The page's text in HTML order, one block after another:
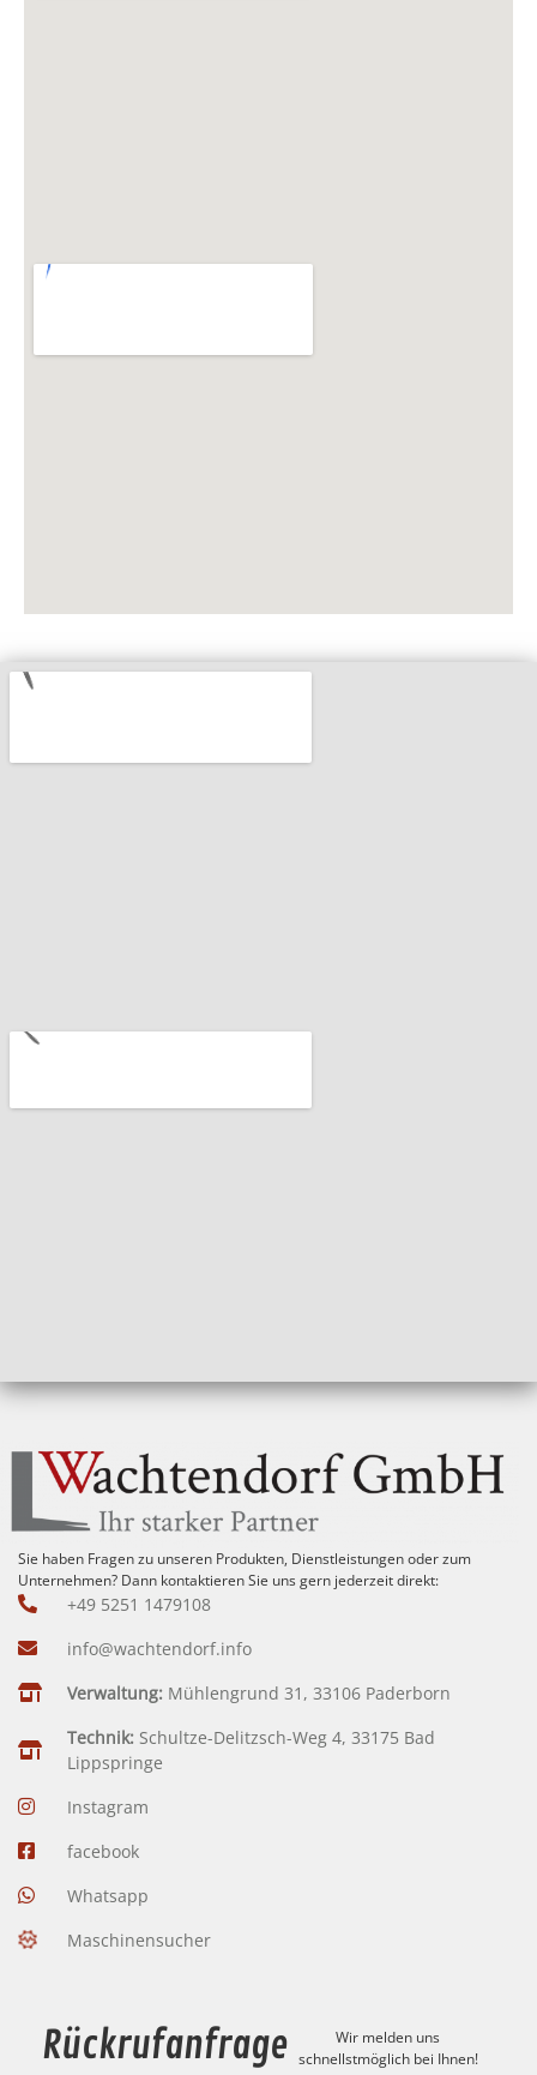
Sie haben Fragen zu unseren Produkten, Dienstleistungen oder zum
Unternehmen? Dann kontaktieren Sie uns gern jederzeit direkt:
+49 5251 1479108
info@wachtendorf.info
Verwaltung: Mühlengrund 31, 33106 Paderborn
Technik: Schultze-Delitzsch-Weg 4, 33175 Bad
Lippspringe
Instagram
facebook
Whatsapp
Maschinensucher
Rückrufanfrage
Wir melden uns
schnellstmöglich bei Ihnen!